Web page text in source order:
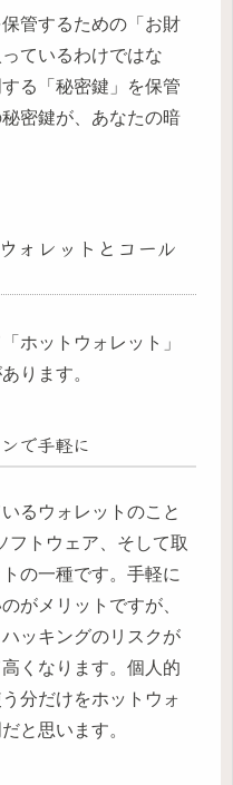
管するための「お財
ているわけではな
る「秘密鍵」を保管
密鍵が、あなたの暗
ォレットとコール
ホットウォレット」
ります。
で手軽に
るウォレットのこと
フトウェア、そして取
の一種です。手軽に
がメリットですが、
ッキングのリスクが
くなります。個人的
分だけをホットウォ
と思います。